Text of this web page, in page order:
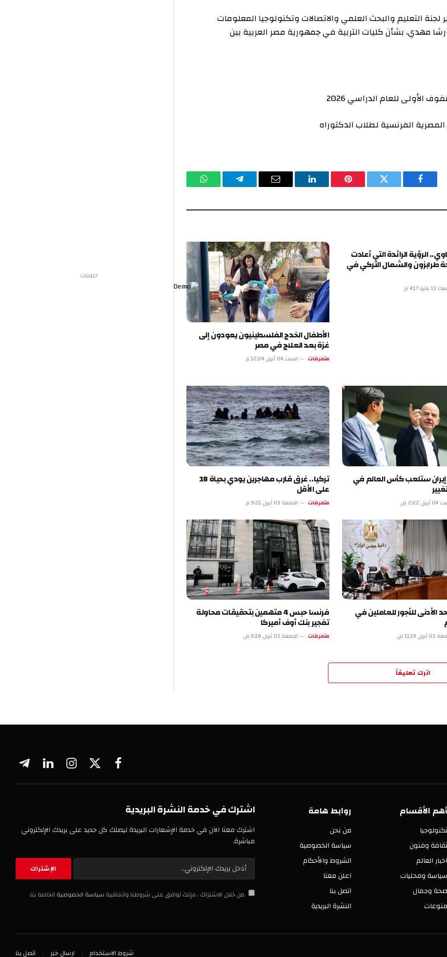
والبحث العلمي والاتصالات وتكنولوجيا المعلومات
بشأن كليات التربية في جمهورية مصر العربية بين
للعام الدراسي 2026
فيسبوكتويتر بينتيريستلينكدإن البريد
تيلقرام واتساب
الرائدة التي أعادت
والشمال التركي في
الأطفال الخدج الفلسطينيون يعودون إلى
غزة بعد العلاج في مصر
متفرقات السبت 04 أبريل 12:24 م
كأس العالم في تركيا.. غرق قارب مهاجرين يودي بحياة 18
على الأقل
متفرقات الجمعة 03 أبريل 9:21 م
للأجور للعاملين في فرنسا حبس 4 متهمين بتحقيقات محاولة
تفجير بنك أوف أميركا
متفرقات الجمعة 03 أبريل 6:18 ص
اترك تعليقاً
فيسبوك
X
الانستغراملينكدإن تيلقرام
ومحليات
روابط هامة
من نحن
سياسة الخصوصية
الشروط والأحكام
اعلن معنا
اتصل بنا
النشرة البريدية
اشترك في خدمة النشرة البريدية
اشترك معنا الآن في خدمة الإشعارات البريدة ليصلك كل جديد على بريدك الإلكتروني
مباشرة.
من خلال الاشتراك ، فإنك توافق على شروطنا واتفاقيةسياسة الخصوصيةالخاصة بنا.
شروط الاستخدام ارسال خبر اتصل بنا